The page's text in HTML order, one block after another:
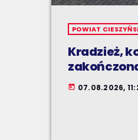
POWIAT
Kradzież,
today 07.08.2026,